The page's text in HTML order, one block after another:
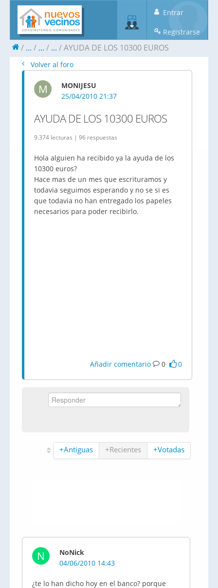
Entrar
Registrarse
... ... ... AYUDA DE LOS 10300 EUROS
Volver al foro
M
MONIJESU
25/04/2010 21:37
AYUDA DE LOS 10300 EUROS
9.374 lecturas | 96 respuestas
Hola alguien ha recibido ya la ayuda de los
10300 euros?
Hace mas de un mes que escrituramos y
todavia seguimos esperando y no se si es
que todavia no han entregado los papeles
necesarios para poder recibirlo.
Añadir comentario 0 0
+Antiguas +Recientes +Votadas
N
NoNick
04/06/2010 14:43
¿te lo han dicho hoy en el banco? porque